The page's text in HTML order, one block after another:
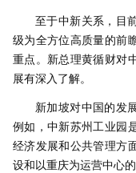
至于中新关系，目
级为全方位高质量的前
重点。新总理黄循财对
展有深入了解。
新加坡对中国的发
例如，中新苏州工业园
经济发展和公共管理方
设和以重庆为运营中心